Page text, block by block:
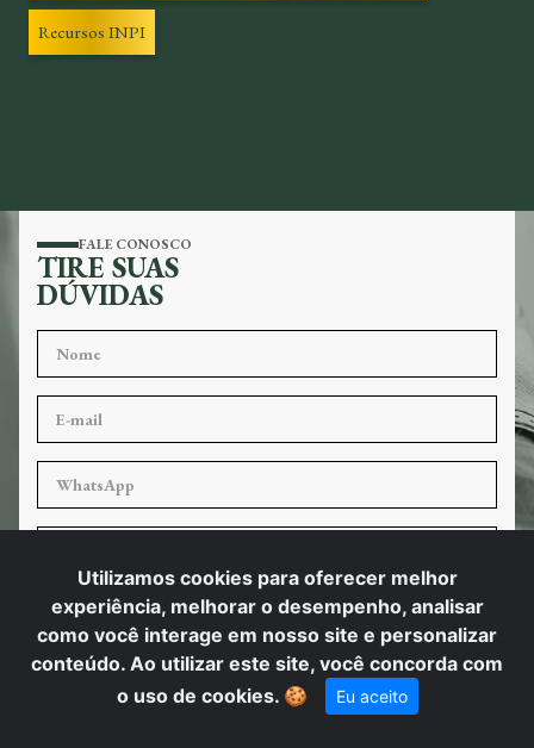
Recursos INPI
FALE CONOSCO
TIRE SUAS
DÚVIDAS
ENVIAR
Utilizamos cookies para oferecer melhor
experiência, melhorar o desempenho, analisar
como você interage em nosso site e personalizar
conteúdo. Ao utilizar este site, você concorda com
o uso de cookies. 🍪 Eu aceito